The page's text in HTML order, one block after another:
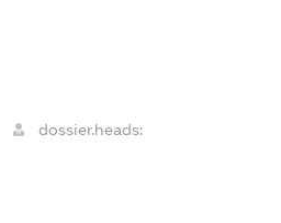
dossier.heads: